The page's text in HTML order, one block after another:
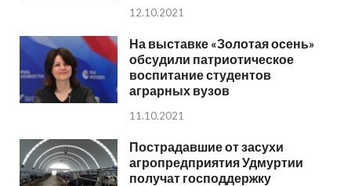
12.10.2021
На выставке «Золотая осень»
обсудили патриотическое
воспитание студентов
аграрных вузов
11.10.2021
Пострадавшие от засухи
агропредприятия Удмуртии
получат господдержку